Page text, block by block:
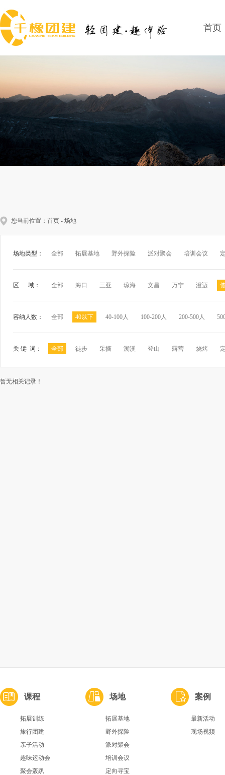
首页
您当前位置： 首页 - 场地
场地类型： 全部 拓展基地 野外探险 派对聚会 培训会议
区 域： 全部 海口 三亚 琼海 文昌 万宁 澄迈
容纳人数： 全部 40以下 40-100人 100-200人 200-500人
关 键 词： 全部 徒步 采摘 溯溪 登山 露营 烧烤
暂无相关记录！
课程
拓展训练
旅行团建
亲子活动
趣味运动会
聚会轰趴
场地
拓展基地
野外探险
派对聚会
培训会议
定向寻宝
案例
最新活动
现场视频